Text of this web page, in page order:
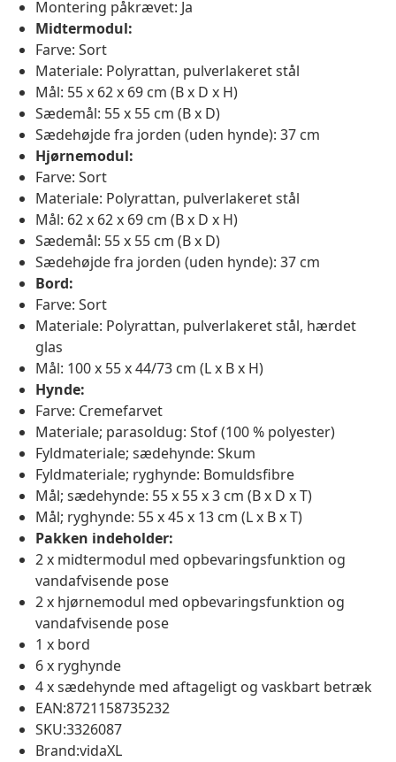
Montering påkrævet: Ja
Midtermodul:
Farve: Sort
Materiale: Polyrattan, pulverlakeret stål
Mål: 55 x 62 x 69 cm (B x D x H)
Sædemål: 55 x 55 cm (B x D)
Sædehøjde fra jorden (uden hynde): 37 cm
Hjørnemodul:
Farve: Sort
Materiale: Polyrattan, pulverlakeret stål
Mål: 62 x 62 x 69 cm (B x D x H)
Sædemål: 55 x 55 cm (B x D)
Sædehøjde fra jorden (uden hynde): 37 cm
Bord:
Farve: Sort
Materiale: Polyrattan, pulverlakeret stål, hærdet
glas
Mål: 100 x 55 x 44/73 cm (L x B x H)
Hynde:
Farve: Cremefarvet
Materiale; parasoldug: Stof (100 % polyester)
Fyldmateriale; sædehynde: Skum
Fyldmateriale; ryghynde: Bomuldsfibre
Mål; sædehynde: 55 x 55 x 3 cm (B x D x T)
Mål; ryghynde: 55 x 45 x 13 cm (L x B x T)
Pakken indeholder:
2 x midtermodul med opbevaringsfunktion og
vandafvisende pose
2 x hjørnemodul med opbevaringsfunktion og
vandafvisende pose
1 x bord
6 x ryghynde
4 x sædehynde med aftageligt og vaskbart betræk
EAN:8721158735232
SKU:3326087
Brand:vidaXL